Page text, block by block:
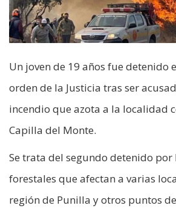
Un joven de 19 años fue detenido
orden de la Justicia tras ser
incendio que azota a la localidad
Capilla del Monte.
Se trata del segundo detenido por
forestales que afectan a varias
región de Punilla y otros puntos